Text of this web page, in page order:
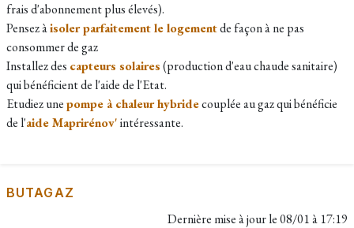
frais d'abonnement plus élevés).
Pensez àisoler parfaitement le logementde façon à ne pas
consommer de gaz
Installez des capteurs solaires(production d'eau chaude sanitaire)
qui bénéficient de l'aide de l'Etat.
Etudiez unepompe à chaleur hybridecouplée au gaz qui bénéficie
de l'aide Maprirénov'intéressante.
BUTAGAZ
Dernière mise à jour le08/01 à 17:19